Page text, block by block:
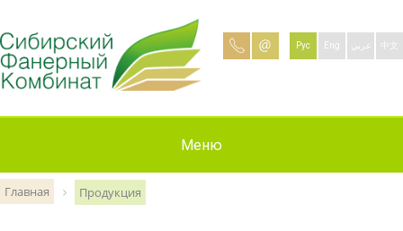
Рус Eng عربي 中文
Меню
О компании
Продукция
Информация
Новости
Контакты
Вакансии
Главная Продукция